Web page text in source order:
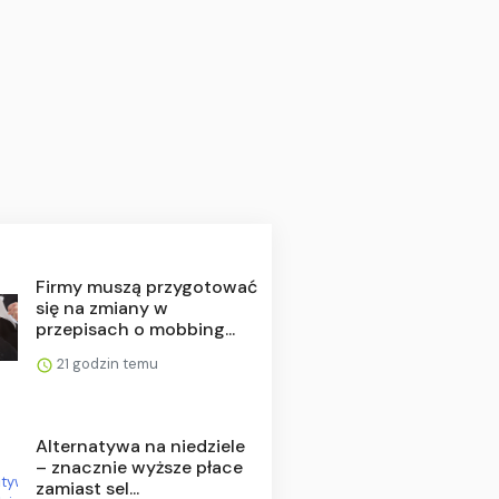
Firmy muszą przygotować
się na zmiany w
przepisach o mobbing...
21 godzin temu
Alternatywa na niedziele
– znacznie wyższe płace
zamiast sel...